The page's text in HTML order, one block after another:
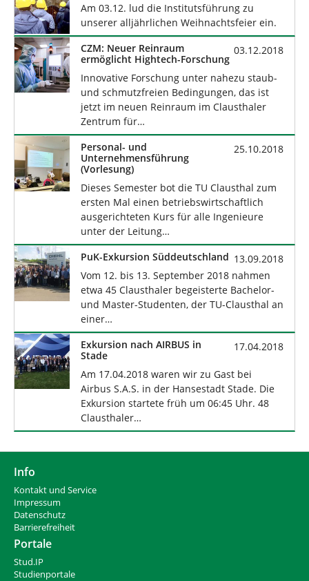
Am 03.12. lud die Institutsführung zu
unserer alljährlichen Weihnachtsfeier ein.
03.12.2018
CZM: Neuer Reinraum
ermöglicht Hightech-Forschung
Innovative Forschung unter nahezu staub-
und schmutzfreien Bedingungen, das ist
jetzt im neuen Reinraum im Clausthaler
Zentrum für…
25.10.2018
Personal- und
Unternehmensführung
(Vorlesung)
Dieses Semester bot die TU Clausthal zum
ersten Mal einen betriebswirtschaftlich
ausgerichteten Kurs für alle Ingenieure
unter der Leitung…
13.09.2018
PuK-Exkursion Süddeutschland
Vom 12. bis 13. September 2018 nahmen
etwa 45 Clausthaler begeisterte Bachelor-
und Master-Studenten, der TU-Clausthal an
einer…
17.04.2018
Exkursion nach AIRBUS in
Stade
Am 17.04.2018 waren wir zu Gast bei
Airbus S.A.S. in der Hansestadt Stade. Die
Exkursion startete früh um 06:45 Uhr. 48
Clausthaler…
Info
Kontakt und Service
Impressum
Datenschutz
Barrierefreiheit
Portale
Stud.IP
Studienportale